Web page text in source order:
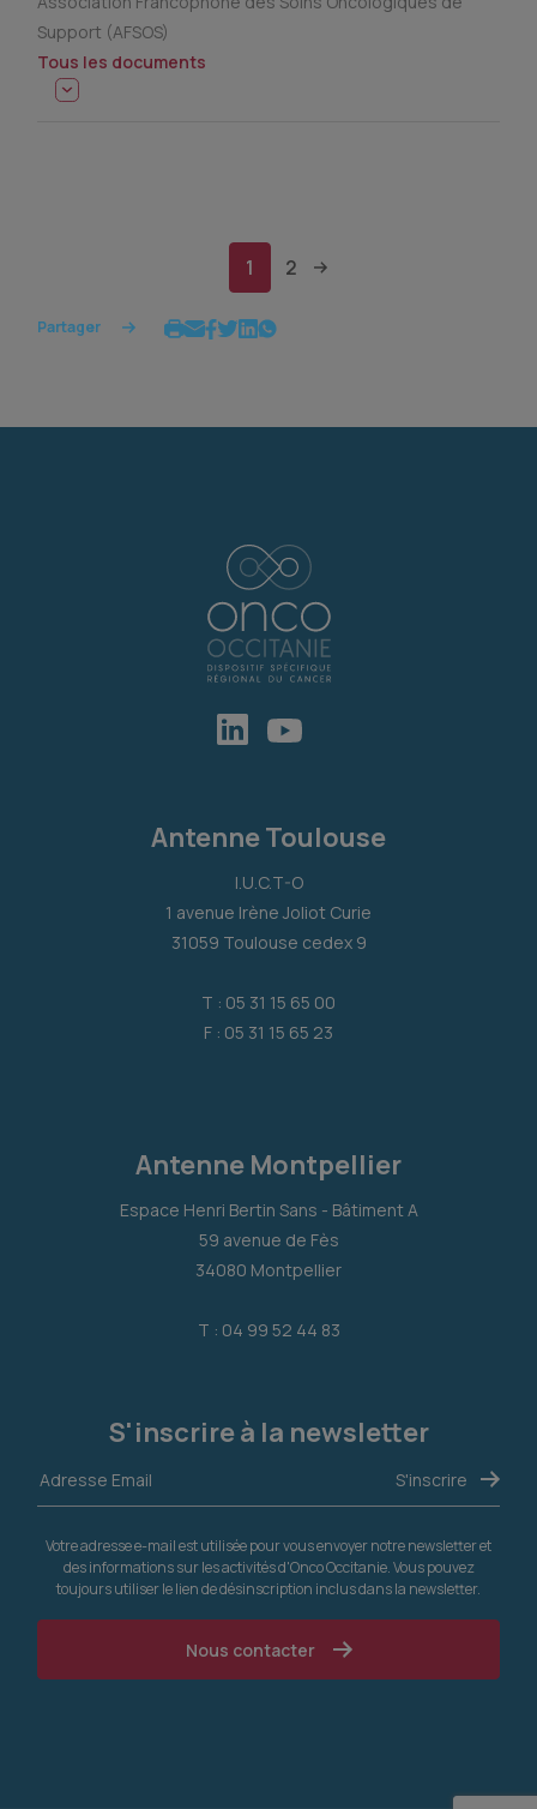
Support (AFSOS)
Tous les documents
1 2
Partager
Antenne Toulouse
I.U.C.T-O
1 avenue Irène Joliot Curie
31059 Toulouse cedex 9
T : 05 31 15 65 00
F : 05 31 15 65 23
Antenne Montpellier
Espace Henri Bertin Sans - Bâtiment A
59 avenue de Fès
34080 Montpellier
T : 04 99 52 44 83
S'inscrire à la newsletter
Votre adresse e-mail est utilisée pour vous envoyer notre newsletter et
des informations sur les activités d'Onco Occitanie. Vous pouvez
toujours utiliser le lien de désinscription inclus dans la newsletter.
Nous contacter